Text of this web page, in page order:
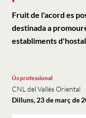
Fruit de l'acord es
destinada a
establiments
Ús professional
CNL del Vallès Oriental
Dilluns, 23 de març de